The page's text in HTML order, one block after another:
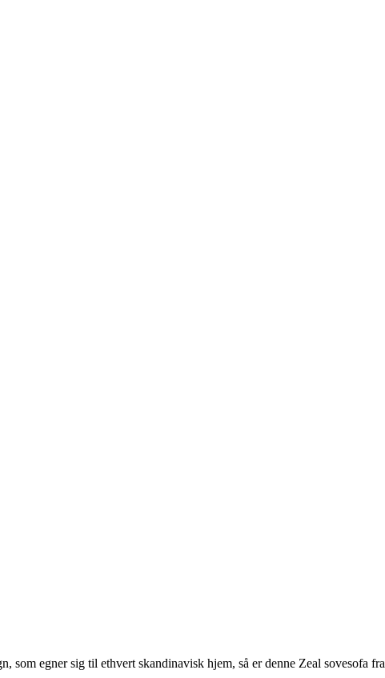
som egner sig til ethvert skandinavisk hjem, så er denne Zeal sovesofa fra